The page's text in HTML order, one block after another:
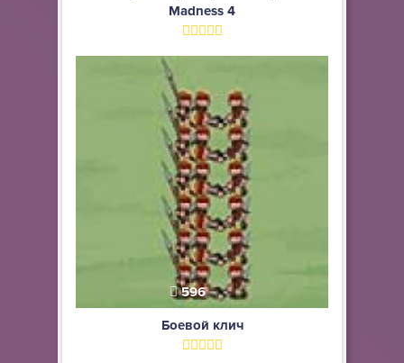
Madness 4
596
Боевой клич